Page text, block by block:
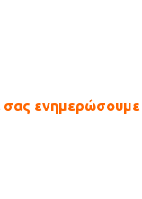
σας ενημερώσουμε